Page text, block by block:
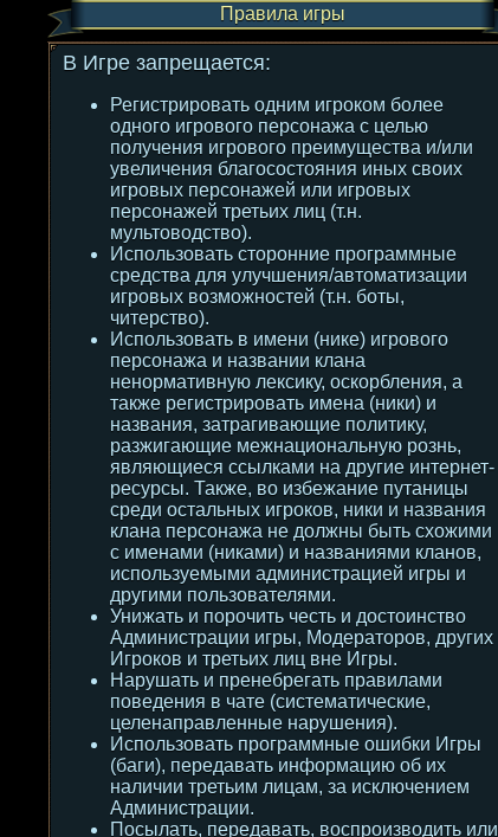
Правила игры
В Игре запрещается:
Регистрировать одним игроком более
одного игрового персонажа с целью
получения игрового преимущества и/или
увеличения благосостояния иных своих
игровых персонажей или игровых
персонажей третьих лиц (т.н.
мультоводство).
Использовать сторонние программные
средства для улучшения/автоматизации
игровых возможностей (т.н. боты,
читерство).
Использовать в имени (нике) игрового
персонажа и названии клана
ненормативную лексику, оскорбления, а
также регистрировать имена (ники) и
названия, затрагивающие политику,
разжигающие межнациональную рознь,
являющиеся ссылками на другие интернет-
ресурсы. Также, во избежание путаницы
среди остальных игроков, ники и названия
клана персонажа не должны быть схожими
с именами (никами) и названиями кланов,
используемыми администрацией игры и
другими пользователями.
Унижать и порочить честь и достоинство
Администрации игры, Модераторов, других
Игроков и третьих лиц вне Игры.
Нарушать и пренебрегать правилами
поведения в чате (систематические,
целенаправленные нарушения).
Использовать программные ошибки Игры
(баги), передавать информацию об их
наличии третьим лицам, за исключением
Администрации.
Посылать, передавать, воспроизводить или